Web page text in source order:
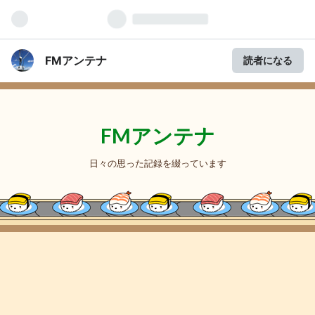
FMアンテナ 読者になる
FMアンテナ
日々の思った記録を綴っています